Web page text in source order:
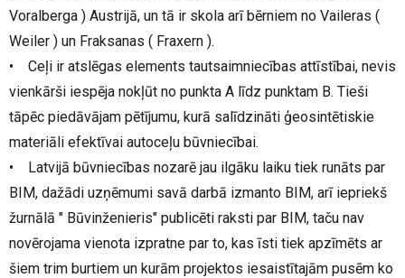
Voralberga ) Austrijā, un tā ir skola arī bērniem no Vaileras (
Weiler ) un Fraksanas ( Fraxern ).
• Ceļi ir atslēgas elements tautsaimniecības attīstībai, nevis
vienkārši iespēja nokļūt no punkta A līdz punktam B. Tieši
tāpēc piedāvājam pētījumu, kurā salīdzināti ģeosintētiskie
materiāli efektīvai autoceļu būvniecībai.
• Latvijā būvniecības nozarē jau ilgāku laiku tiek runāts par
BIM, dažādi uzņēmumi savā darbā izmanto BIM, arī iepriekš
žurnālā " Būvinženieris" publicēti raksti par BIM, taču nav
novērojama vienota izpratne par to, kas īsti tiek apzīmēts ar
šiem trim burtiem un kurām projektos iesaistītajām pusēm ko